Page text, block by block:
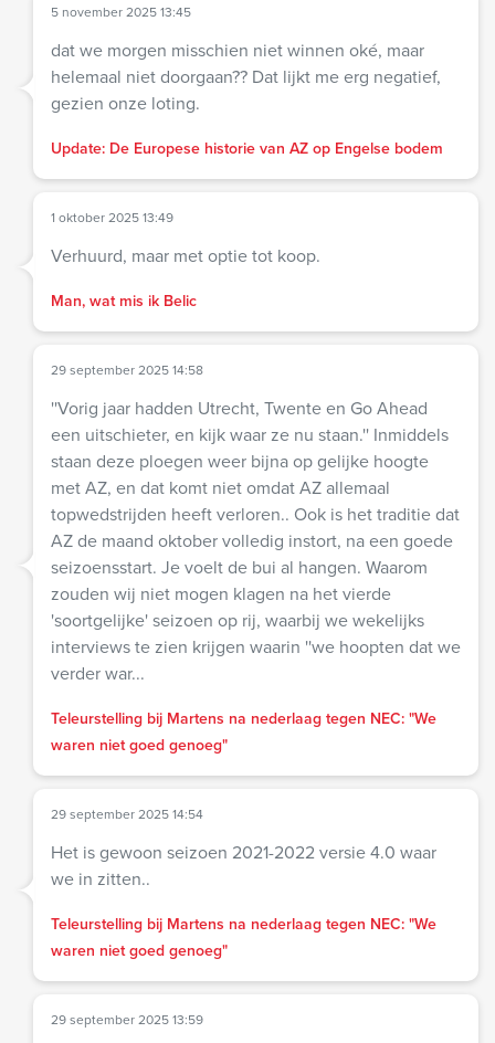
5 november 2025 13:45
dat we morgen misschien niet winnen oké, maar
helemaal niet doorgaan?? Dat lijkt me erg negatief,
gezien onze loting.
Update: De Europese historie van AZ op Engelse bodem
1 oktober 2025 13:49
Verhuurd, maar met optie tot koop.
Man, wat mis ik Belic
29 september 2025 14:58
''Vorig jaar hadden Utrecht, Twente en Go Ahead
een uitschieter, en kijk waar ze nu staan.'' Inmiddels
staan deze ploegen weer bijna op gelijke hoogte
met AZ, en dat komt niet omdat AZ allemaal
topwedstrijden heeft verloren.. Ook is het traditie dat
AZ de maand oktober volledig instort, na een goede
seizoensstart. Je voelt de bui al hangen. Waarom
zouden wij niet mogen klagen na het vierde
'soortgelijke' seizoen op rij, waarbij we wekelijks
interviews te zien krijgen waarin ''we hoopten dat we
verder war...
Teleurstelling bij Martens na nederlaag tegen NEC: "We
waren niet goed genoeg"
29 september 2025 14:54
Het is gewoon seizoen 2021-2022 versie 4.0 waar
we in zitten..
Teleurstelling bij Martens na nederlaag tegen NEC: "We
waren niet goed genoeg"
29 september 2025 13:59